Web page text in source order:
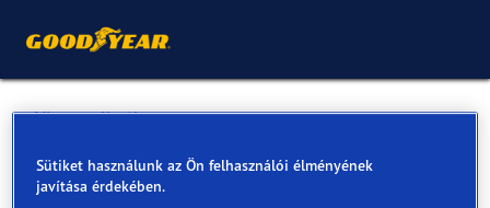
Vissza a listához
Takober Kft.
Sütiket használunk az Ön felhasználói élményének
javítása érdekében.